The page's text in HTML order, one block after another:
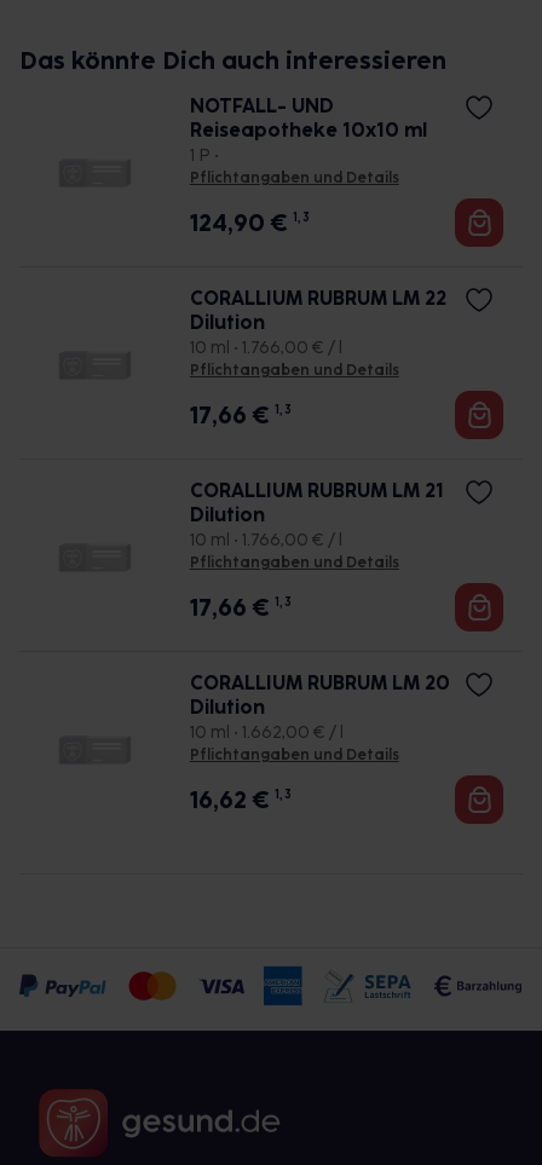
Das könnte Dich auch interessieren
NOTFALL- UND
Reiseapotheke 10x10 ml
1 P •
Pflichtangaben und Details
124,90 € 1, 3
CORALLIUM RUBRUM LM 22
Dilution
10 ml • 1.766,00 € / l
Pflichtangaben und Details
17,66 € 1, 3
CORALLIUM RUBRUM LM 21
Dilution
10 ml • 1.766,00 € / l
Pflichtangaben und Details
17,66 € 1, 3
CORALLIUM RUBRUM LM 20
Dilution
10 ml • 1.662,00 € / l
Pflichtangaben und Details
16,62 € 1, 3